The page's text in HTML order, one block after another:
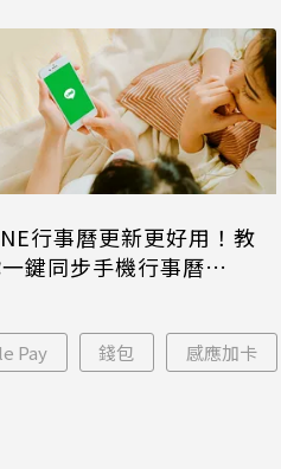
行事曆更新更好用！教
鍵同步手機行事曆
Pay 錢包 感應加卡